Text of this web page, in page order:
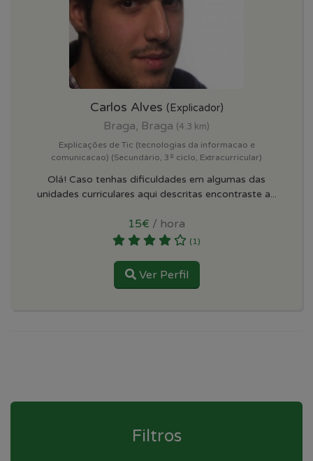
Carlos Alves (Explicador)
Braga, Braga (4.3 km)
Explicações de Tic (tecnologias da informacao e
comunicacao) (Secundário, 3º ciclo, Extracurricular)
Olá! Caso tenhas dificuldades em algumas das
unidades curriculares aqui descritas encontraste a...
15€ / hora
(1)
Ver Perfil
Filtros